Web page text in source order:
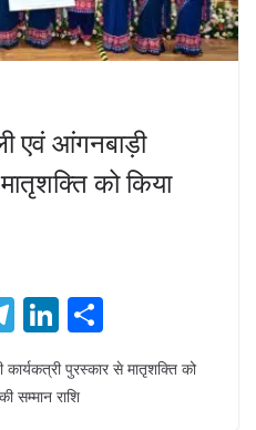
एवं आंगनबाड़ी
को किया
T
el
e
Li
n
k
h
ar
पुरस्कार से मातृशक्ति को
सम्मान राशि